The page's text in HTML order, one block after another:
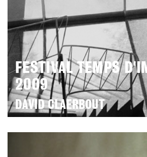
FESTIVAL TEMPS
2009
DAVID CLAERBOUT